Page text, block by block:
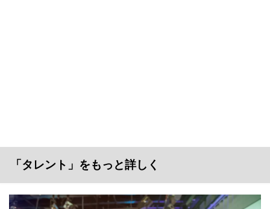
「タレント」をもっと詳しく